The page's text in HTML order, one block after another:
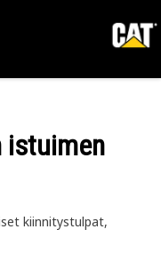
istuimen
kiinnitystulpat,